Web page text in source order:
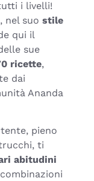
i livelli!
, nel suo stile
qui il
sue
ricette,
dai
Ananda
pieno
ti
abitudini